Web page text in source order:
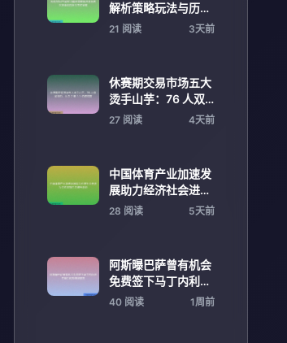
解析策略玩法与历史
沉浸体验探秘全方位
21 阅读 3天前
休赛期交易市场五大
烫手山芋：76 人双
星领衔，比尔 2 年
27 阅读 4天前
中国体育产业加速发
展助力经济社会进步
为百姓幸福生活增光
28 阅读 5天前
阿斯曝巴萨曾有机会
免费签下马丁内利但
在最后时刻选择放弃
40 阅读 1周前